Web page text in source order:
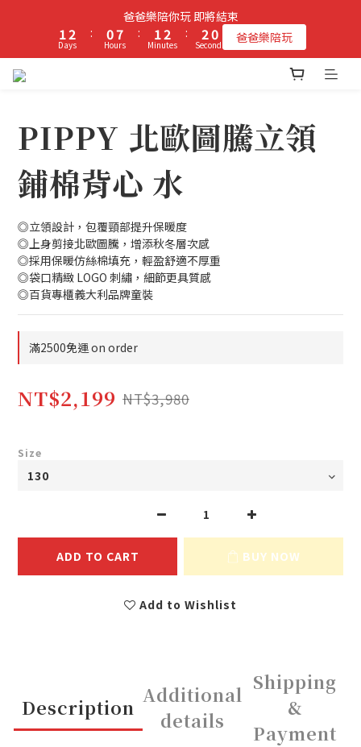
立即加入PIPPY會員即贈$100元購物金!
爸爸樂陪你玩 即將結束
1
0
2
1
Days
:
07
6
2
Hours
:
2
1
0
3
2
1
Minutes
:
2
1
0
9
8
7
3
2
Seconds 爸爸樂陪玩
PIPPY 北歐圖騰立領
鋪棉背心 水
◎立領設計，包覆頸部提升保暖度
◎上身剪接北歐圖騰，增添秋冬層次感
◎採用保暖仿絲棉填充，輕盈舒適不厚重
◎袋口精緻 LOGO 刺繡，細節更具質感
◎百貨專櫃義大利品牌童裝
滿2500免運 on order
NT$2,199 NT$3,980
Size
ADD TO CART BUY NOW
Add to Wishlist
Description
Additional
details
Shipping
&
Payment